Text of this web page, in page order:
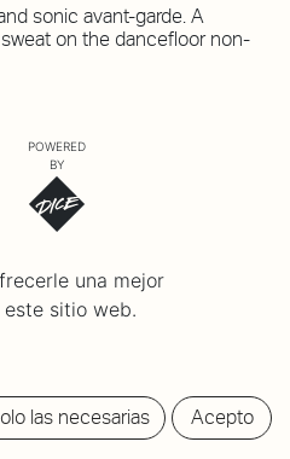
sonic avant-garde. A
on the dancefloor non-
POWERED
BY
una mejor
sitio web.
las necesarias Acepto